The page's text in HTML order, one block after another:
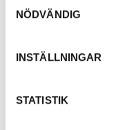
NÖDVÄNDIG
INSTÄLLNINGAR
STATISTIKpå